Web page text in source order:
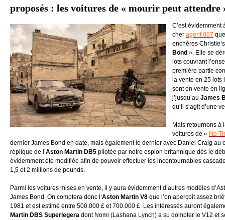
proposés : les voitures de « mourir peut attendre
C’est évidemment
cher agent 007
enchères
Bond ». Elle se
lots couvrant
première partie
la vente en 25 lots
sont en vente en
j’jusqu’au James
qu’il s’agit d’une
Mais retournons à
voitures de « No
dernier James Bond en date, mais également le dernier avec Daniel Craig au
réplique de l’Aston Martin DB5 pilotée par notre espion britannique dès le
évidemment été modifiée afin de pouvoir effectuer les incontournables
1,5 et 2 millions de pounds.
Parmi les voitures mises en vente, il y aura évidemment d’autres modèles
James Bond. On comptera donc l’Aston Martin V8 que l’on aperçoit assez
1981 et est estimé entre 500.000 £ et 700.000 £. Les intéressés auront
Martin DBS Superlegera dont Nomi (Lashana Lynch) a su dompter le V12 et